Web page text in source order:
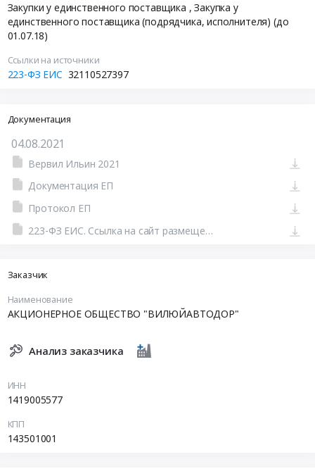
Закупки у единственного поставщика , Закупка у
единственного поставщика (подрядчика, исполнителя) (до
01.07.18)
Ссылки на источники
223-ФЗ ЕИС 32110527397
Документация
04.08.2021
Вервил Ильин 2021
Документация ЕП
Протокол ЕП
223-ФЗ ЕИС. Ссылка на сайт размещения тендера #801146099785.doc
Заказчик
Наименование
АКЦИОНЕРНОЕ ОБЩЕСТВО "ВИЛЮЙАВТОДОР"
Анализ заказчика
ИНН
1419005577
КПП
143501001